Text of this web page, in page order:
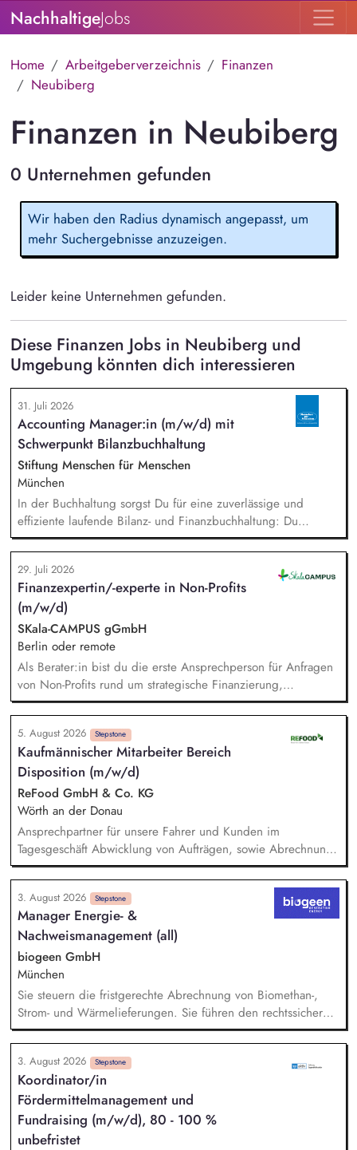
NachhaltigeJobs
Home Arbeitgeberverzeichnis
Finanzen
Neubiberg
Finanzen in Neubiberg
0 Unternehmen gefunden
Wir haben den Radius dynamisch angepasst, um
mehr Suchergebnisse anzuzeigen.
Leider keine Unternehmen gefunden.
Diese Finanzen Jobs in Neubiberg und
Umgebung könnten dich interessieren
31. Juli 2026
Accounting Manager:in (m/w/d) mit
Schwerpunkt Bilanzbuchhaltung
Stiftung Menschen für Menschen
München
In der Buchhaltung sorgst Du für eine zuverlässige und
effiziente laufende Bilanz- und Finanzbuchhaltung: Du
bearbeitest Bankgeschäfte, Kreditoren und Debitoren,
wickelst den Zahlungsverkehr ab und unterstützt bei Lohn-
und Gehaltsabrechnung sowie im Steuer- und Meldewesen.
Zudem übernimmst Du eigenständig Abschlussarbeiten sowie
Kosten- und Leistungsrechnung und bringst Dich in
bereichsübergreifende Themen ein.
29. Juli 2026
Finanzexpertin/-experte in Non-Profits
(m/w/d)
SKala-CAMPUS gGmbH
Berlin oder remote
Als Berater:in bist du die erste Ansprechperson für Anfragen
von Non-Profits rund um strategische Finanzierung,
Finanzmanagement und Fundraising. Dabei entwickelst du
den gesamten Prozess von der Anfrage über
Angebotserstellung bis zur eigenverantwortlichen Umsetzung.
Auf Basis der jeweiligen Herausforderungen entwickelst du
passgenaue Beratungsprozesse und berätst Organisationen zu
zentralen Fragen ihrer finanziellen Steuerung und
strategischen Weiterentwicklung.
5. August 2026 Stepstone
Kaufmännischer Mitarbeiter Bereich
Disposition (m/w/d)
ReFood GmbH & Co. KG
Wörth an der Donau
Ansprechpartner für unsere Fahrer und Kunden im
Tagesgeschäft Abwicklung von Aufträgen, sowie Abrechnung
von erbrachten Leistungen Bearbeitung der eingehenden
Anfragen und Aufträge sowie von
kaufmännischen/administrativen Themen Sicherstellung der
Betriebsbereitschaft unseres Fuhrparks Laufende Überprüfung
und Optimierung der Logistikprozesse Pflege der
Arbeitsnachweise der gewerblichen Mitarbeiter und Kontrolle
der Einhaltung der gesetzlichen Vorgaben
3. August 2026 Stepstone
Manager Energie- &
Nachweismanagement (all)
biogeen GmbH
München
Sie steuern die fristgerechte Abrechnung von Biomethan-,
Strom- und Wärmelieferungen. Sie führen den rechtssicheren
Nachweis für nachhaltig erzeugtes Biomethan über Systeme
wie Nabisy, SURE sowie das dena-Biomethanregister. Sie
übernehmen das operative Nominierungsmanagement an den
Schnittstellen des Energiemarktes. Sie analysieren komplexe
Datensätze, erstellen aussagekräftige energiewirtschaftliche
Reports und sichern eine hohe Datenqualität für interne
Schnittstellen und Managemententscheidungen.
3. August 2026 Stepstone
Koordinator/in
Fördermittelmanagement und
Fundraising (m/w/d), 80 - 100 %
unbefristet